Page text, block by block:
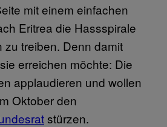
mit einem einfachen
Eritrea die Hassspirale
zu treiben. Denn damit
erreichen möchte: Die
applaudieren und wollen
Oktober den
stürzen.